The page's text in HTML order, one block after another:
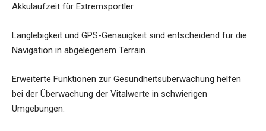
Akkulaufzeit für Extremsportler.
Langlebigkeit und GPS-Genauigkeit sind entscheidend für die
Navigation in abgelegenem Terrain.
Erweiterte Funktionen zur Gesundheitsüberwachung helfen
bei der Überwachung der Vitalwerte in schwierigen
Umgebungen.